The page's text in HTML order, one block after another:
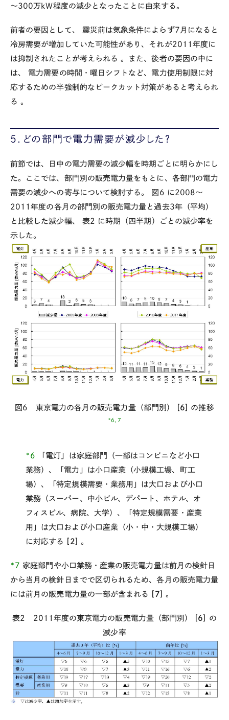
～300万kW程度の減少となったことに由来する。
前者の要因として、 震災前は気象条件によらず7月になると
冷房需要が増加していた可能性があり、それが2011年度に
は抑制されたことが考えられる。また、後者の要因の中に
は、 電力需要の時間・曜日シフトなど、電力使用制限に対
応するための半強制的なピークカット対策があると考えられ
る。
5．どの部門で電力需要が減少した？
前節では、日中の電力需要の減少幅を時期ごとに明らかにし
た。ここでは、部門別の販売電力量をもとに、各部門の電力
需要の減少への寄与について検討する。
図6 に2008～
2011年度の各月の部門別の販売電力量と過去3年（平均）
と比較した減少幅、 表2 に時期（四半期）ごとの減少率を
示した。
図6 東京電力の各月の販売電力量（部門別） [6] の推移
*6, 7
*6
「電灯」は家庭部門（一部はコンビニなど小口
業務）、「電力」は小口産業（小規模工場、町工
場）、「特定規模需要・業務用」は大口および小口
業務（スーパー、中小ビル、デパート、ホテル、オ
フィスビル、病院、大学）、「特定規模需要・産業
用」は大口および小口産業（小・中・大規模工場）
に対応する
[2] 。
*7 家庭部門や小口業務・産業の販売電力量は前月の検針日
から当月の検針日までで区切られるため、各月の販売電力量
には前月の販売電力量の一部が含まれる
[7] 。
表2 2011年度の東京電力の販売電力量（部門別） [6] の
減少率